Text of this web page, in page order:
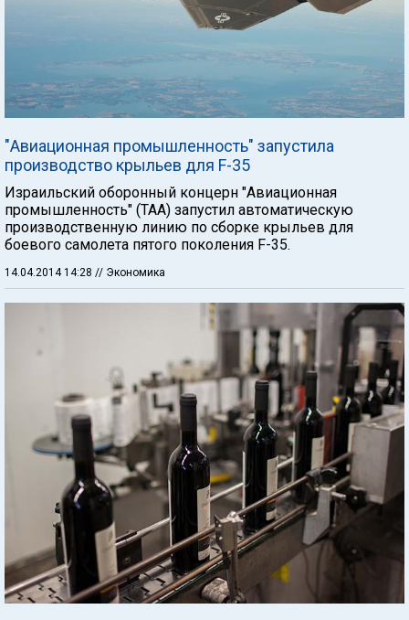
"Авиационная промышленность" запустила
производство крыльев для F-35
Израильский оборонный концерн "Авиационная
промышленность" (ТАА) запустил автоматическую
производственную линию по сборке крыльев для
боевого самолета пятого поколения F-35.
14.04.2014 14:28 // Экономика